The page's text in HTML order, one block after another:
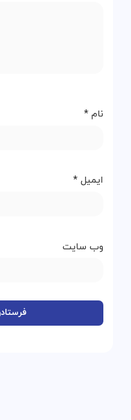
نام *
ایمیل *
وب‌ سایت